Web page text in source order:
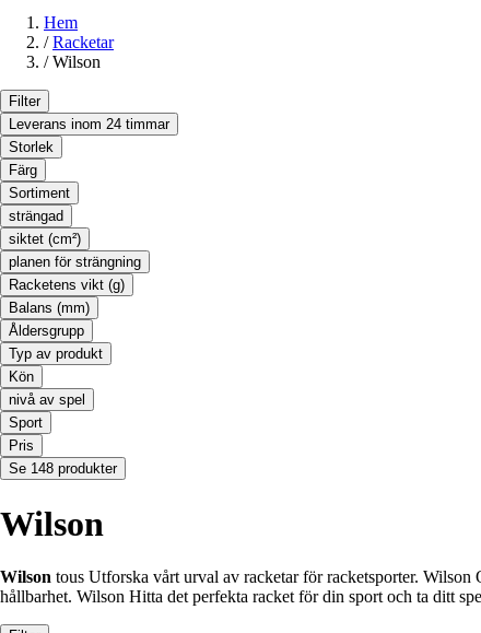
Hem
/ Racketar
/ Wilson
Filter
Leverans inom 24 timmar
Storlek
Färg
Sortiment
strängad
siktet (cm²)
planen för strängning
Racketens vikt (g)
Balans (mm)
Åldersgrupp
Typ av produkt
Kön
nivå av spel
Sport
Pris
Se 148 produkter
Wilson
Wilson tous Utforska vårt urval av racketar för racketsporter. Wilson
hållbarhet. Wilson Hitta det perfekta racket för din sport och ta ditt